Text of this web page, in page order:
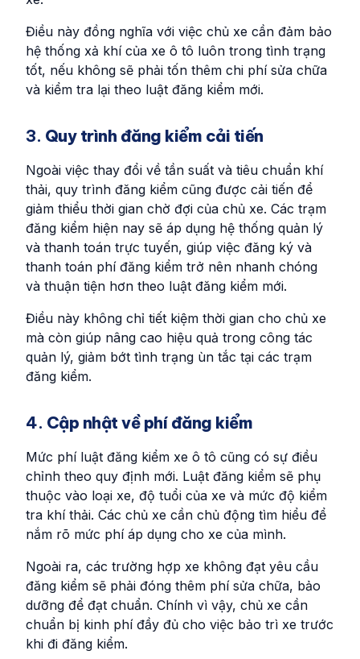
Điều này đồng nghĩa với việc chủ xe cần đảm bảo
hệ thống xả khí của xe ô tô luôn trong tình trạng
tốt, nếu không sẽ phải tốn thêm chi phí sửa chữa
và kiểm tra lại theo luật đăng kiểm mới.
3. Quy trình đăng kiểm cải tiến
Ngoài việc thay đổi về tần suất và tiêu chuẩn khí
thải, quy trình đăng kiểm cũng được cải tiến để
giảm thiểu thời gian chờ đợi của chủ xe. Các trạm
đăng kiểm hiện nay sẽ áp dụng hệ thống quản lý
và thanh toán trực tuyến, giúp việc đăng ký và
thanh toán phí đăng kiểm trở nên nhanh chóng
và thuận tiện hơn theo luật đăng kiểm mới.
Điều này không chỉ tiết kiệm thời gian cho chủ xe
mà còn giúp nâng cao hiệu quả trong công tác
quản lý, giảm bớt tình trạng ùn tắc tại các trạm
đăng kiểm.
4. Cập nhật về phí đăng kiểm
Mức phí luật đăng kiểm xe ô tô cũng có sự điều
chỉnh theo quy định mới. Luật đăng kiểm sẽ phụ
thuộc vào loại xe, độ tuổi của xe và mức độ kiểm
tra khí thải. Các chủ xe cần chủ động tìm hiểu để
nắm rõ mức phí áp dụng cho xe của mình.
Ngoài ra, các trường hợp xe không đạt yêu cầu
đăng kiểm sẽ phải đóng thêm phí sửa chữa, bảo
dưỡng để đạt chuẩn. Chính vì vậy, chủ xe cần
chuẩn bị kinh phí đầy đủ cho việc bảo trì xe trước
khi đi đăng kiểm.